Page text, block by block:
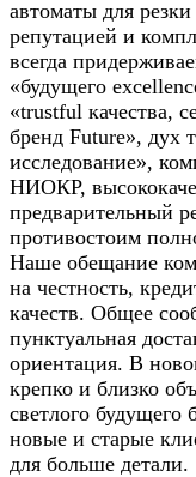
автоматы для
репутацией и
всегда
«будущего
«trustful качества,
бренд Future», дух
исследование»,
НИОКР,
предварительный
противостоим
Наше обещание
на честность,
качеств. Общее
пунктуальная
ориентация. В
крепко и близко
светлого будущего
новые и старые
для больше детали.